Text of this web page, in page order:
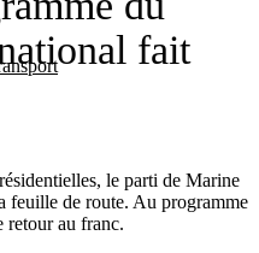
fait
le parti de Marine
feuille de route. Au programme
retour au franc.